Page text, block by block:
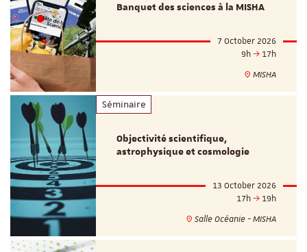
Banquet des sciences à la MISHA
7 October 2026
9h
17h
MISHA
Séminaire
Objectivité scientifique,
astrophysique et cosmologie
13 October 2026
17h
19h
Salle Océanie - MISHA